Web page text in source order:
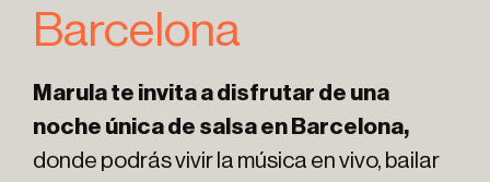
Barcelona
Marula te invita a disfrutar de una
noche única de salsa en Barcelona,
donde podrás vivir la música en vivo, bailar